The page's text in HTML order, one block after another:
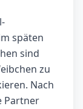
späten
sind
zu
Nach
Partner